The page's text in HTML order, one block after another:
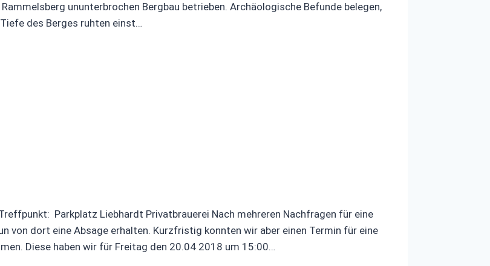
ununterbrochen Bergbau betrieben. Archäologische Befunde belegen,
des Berges ruhten einst…
Parkplatz Liebhardt Privatbrauerei Nach mehreren Nachfragen für eine
von dort eine Absage erhalten. Kurzfristig konnten wir aber einen Termin für eine
Diese haben wir für Freitag den 20.04 2018 um 15:00…